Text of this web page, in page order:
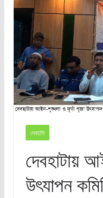
দেবহাটা
দেবহাটায়
উৎযাপন